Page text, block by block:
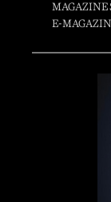
MAGAZINE
E-